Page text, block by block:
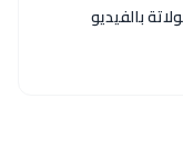
بالفيديو